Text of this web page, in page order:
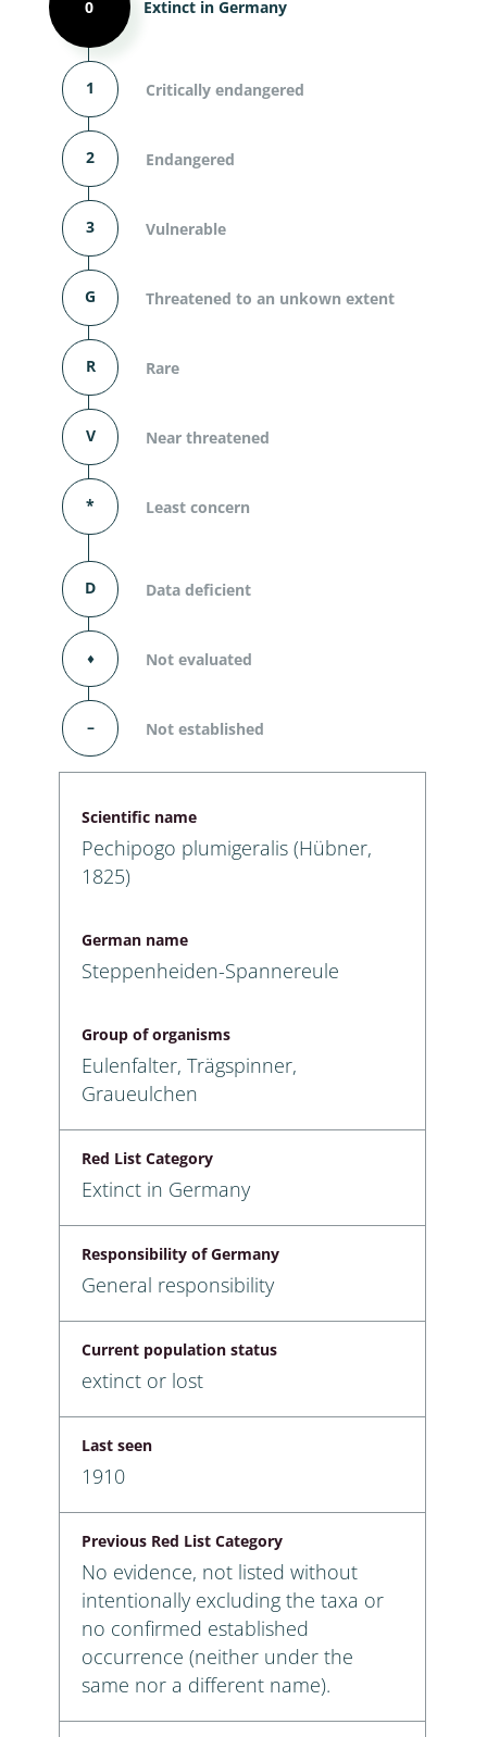
0 Extinct in Germany
1 Critically endangered
2 Endangered
3 Vulnerable
G Threatened to an unkown extent
R Rare
V Near threatened
* Least concern
D Data deficient
⬧ Not evaluated
– Not established
Scientific name
Pechipogo plumigeralis (Hübner,
1825)
German name
Steppenheiden-Spannereule
Group of organisms
Eulenfalter, Trägspinner,
Graueulchen
Red List Category
Extinct in Germany
Responsibility of Germany
General responsibility
Current population status
extinct or lost
Last seen
1910
Previous Red List Category
No evidence, not listed without
intentionally excluding the taxa or
no confirmed established
occurrence (neither under the
same nor a different name).